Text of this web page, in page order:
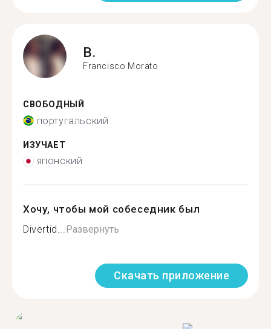
B.
Francisco Morato
СВОБОДНЫЙ
португальский
ИЗУЧАЕТ
японский
Хочу, чтобы мой собеседник был
Divertid...Развернуть
Скачать приложение